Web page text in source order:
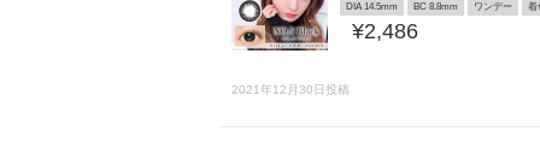
DIA 14.5mm BC 8.8mm ワンデー 着
¥2,486
2021年12月30日投稿